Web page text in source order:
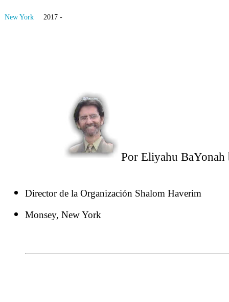
New York 2017 -
Por Eliyahu BaYonah
Director de la Organización Shalom Haverim
Monsey, New York